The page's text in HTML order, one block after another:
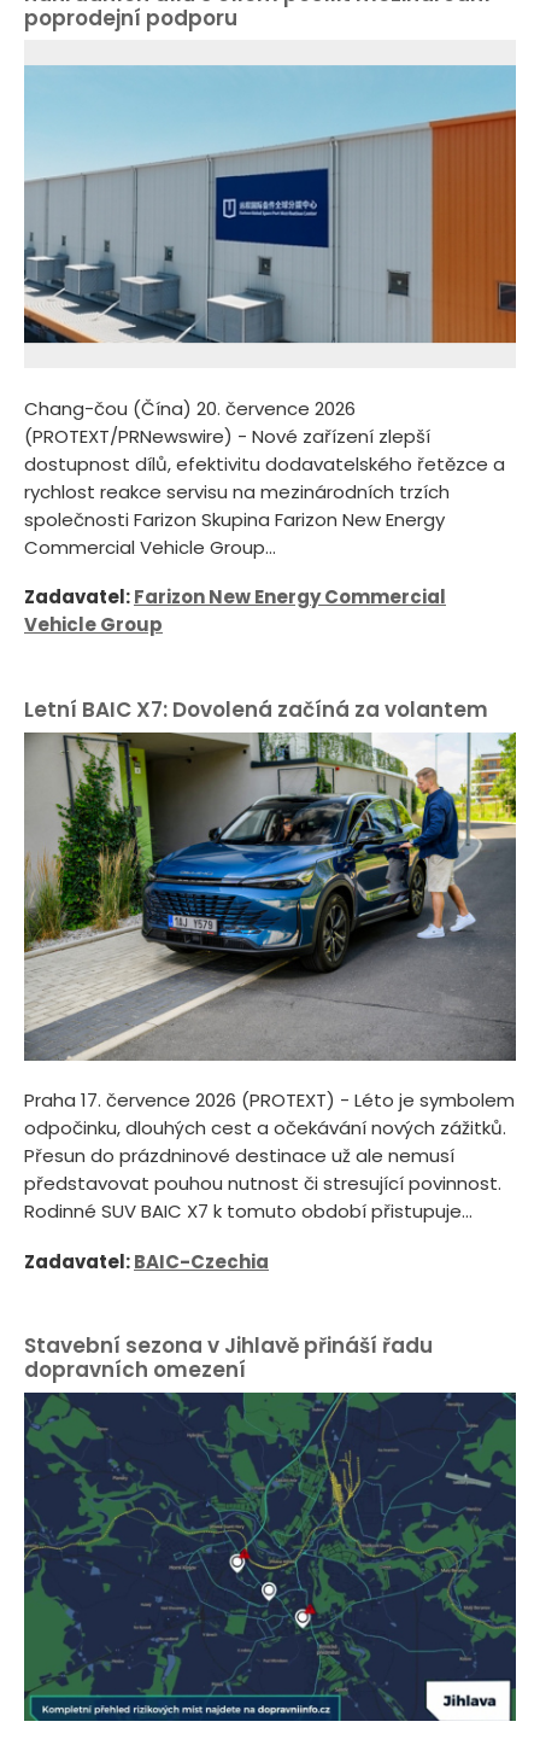
poprodejní podporu
Chang-čou (Čína) 20. července 2026
(PROTEXT/PRNewswire) - Nové zařízení zlepší
dostupnost dílů, efektivitu dodavatelského řetězce a
rychlost reakce servisu na mezinárodních trzích
společnosti Farizon Skupina Farizon New Energy
Commercial Vehicle Group...
Zadavatel:Farizon New Energy Commercial
Vehicle Group
Letní BAIC X7: Dovolená začíná za volantem
Praha 17. července 2026 (PROTEXT) - Léto je symbolem
odpočinku, dlouhých cest a očekávání nových zážitků.
Přesun do prázdninové destinace už ale nemusí
představovat pouhou nutnost či stresující povinnost.
Rodinné SUV BAIC X7 k tomuto období přistupuje...
Zadavatel:BAIC-Czechia
Stavební sezona v Jihlavě přináší řadu
dopravních omezení